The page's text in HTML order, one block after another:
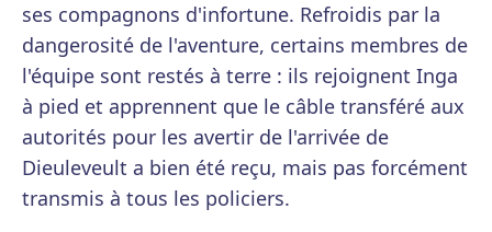
ses compagnons d'infortune. Refroidis par la
dangerosité de l'aventure, certains membres de
l'équipe sont restés à terre : ils rejoignent Inga
à pied et apprennent que le câble transféré aux
autorités pour les avertir de l'arrivée de
Dieuleveult a bien été reçu, mais pas forcément
transmis à tous les policiers.